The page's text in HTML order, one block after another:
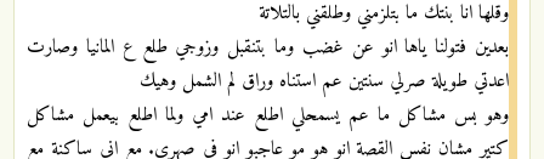
وقلها انا بنتك ما بتلزمني وطلقني بالتلاتة
بعدين فتولنا ياها انو عن غضب وما بتنقبل وزوجي طلع ع المانيا وصارت
اعدتي طويلة صرلي سنتين عم استناه وراق لم الشمل وهيك
وهو بس مشاكل ما عم يسمحلي اطلع عند امي ولما اطلع بيعمل مشاكل
كتير مشان نفس القصة انو هو مو عاجبو انو في صهري. مع اني ساكنة مع